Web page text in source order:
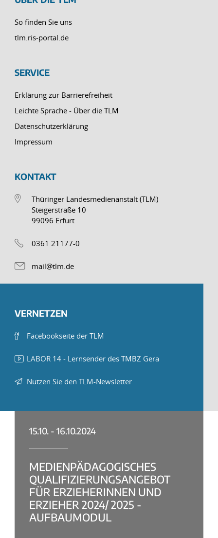
So finden Sie uns
tlm.ris-portal.de
SERVICE
Erklärung zur Barrierefreiheit
Leichte Sprache - Über die TLM
Datenschutzerklärung
Impressum
KONTAKT
Thüringer Landesmedienanstalt (TLM)
Steigerstraße 10
99096 Erfurt
0361 21177-0
mail@tlm.de
VERNETZEN
Facebookseite der TLM
LABOR 14 - Lernsender des TMBZ Gera
Nutzen Sie den TLM-Newsletter
15.10. - 16.10.2024
MEDIENPÄDAGOGISCHES
QUALIFIZIERUNGSANGEBOT
FÜR ERZIEHERINNEN UND
ERZIEHER 2024/ 2025 -
AUFBAUMODUL